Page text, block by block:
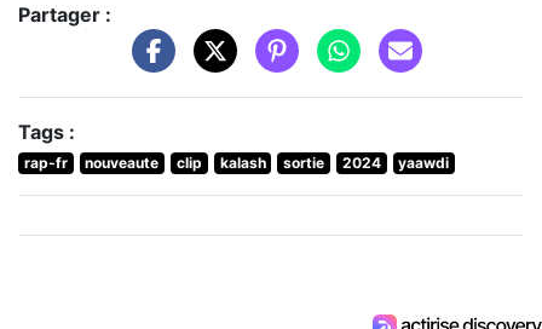
Partager :
Tags :
rap-fr nouveaute clip kalash sortie 2024 yaawdi